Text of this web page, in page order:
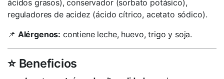
ácidos grasos), conservador (sorbato potásico),
reguladores de acidez (ácido cítrico, acetato sódico).
📌 Alérgenos: contiene leche, huevo, trigo y soja.
⭐ Beneficios